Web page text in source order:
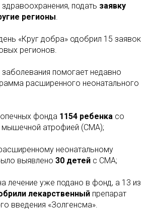
подать заявку
регионы
«Круг добра» одобрил 15 заявок
регионов.
помогает недавно
расширенного неонатального
фонда 1154 ребенка со
мышечной атрофией (СМА);
неонатальному
выявлено 30 детей с СМА;
лечение уже подано в фонд, а 13 из
лекарственный препарат
введения «Золгенсма».